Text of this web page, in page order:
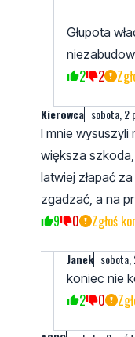
Głupota
2 2
Kierowca sobota, 2
I mnie
większa
latwiej złapać
zgadzać, a na
9 0 Zgłoś
Janek sobota,
koniec nie
2 0